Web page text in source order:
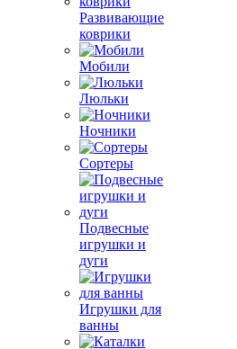
Развивающие
коврики
Мобили
Люльки
Ночники
Сортеры
Подвесные
игрушки и
дуги
Игрушки для
ванны